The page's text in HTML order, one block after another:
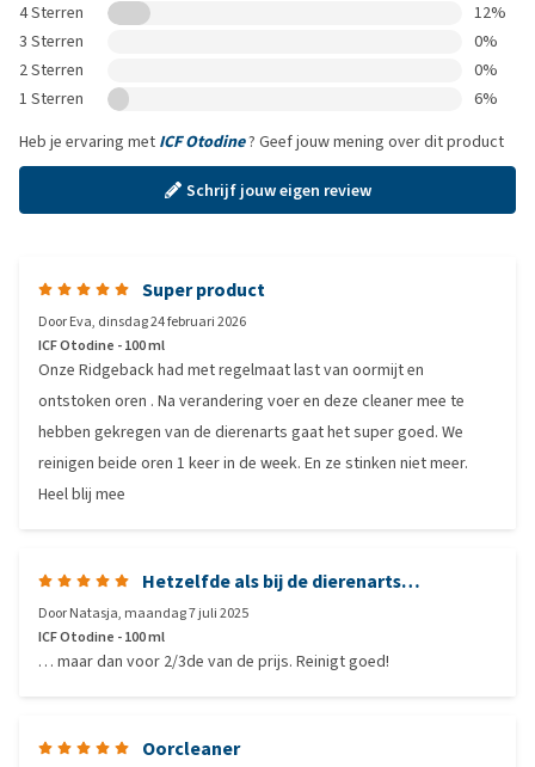
4 Sterren
12%
3 Sterren
0%
2 Sterren
0%
1 Sterren
6%
Heb je ervaring met ICF Otodine? Geef jouw mening over dit product
Schrijf jouw eigen review
Super product
DoorEva, dinsdag 24 februari 2026
ICF Otodine - 100 ml
Onze Ridgeback had met regelmaat last van oormijt en
ontstoken oren . Na verandering voer en deze cleaner mee te
hebben gekregen van de dierenarts gaat het super goed. We
reinigen beide oren 1 keer in de week. En ze stinken niet meer.
Heel blij mee
Hetzelfde als bij de dierenarts…
DoorNatasja, maandag 7 juli 2025
ICF Otodine - 100 ml
… maar dan voor 2/3de van de prijs. Reinigt goed!
Oorcleaner